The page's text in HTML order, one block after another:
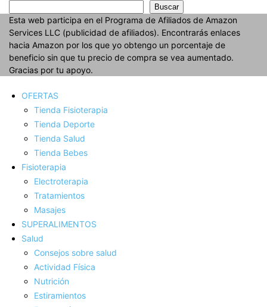
Buscar
Esta web participa en el Programa de Afiliados de Amazon
Services LLC (publicidad de afiliados). Encontrarás enlaces
hacia Amazon por los que yo obtengo un porcentaje de
beneficio sin que tu precio de compra se vea aumentado.
Gracias por tu apoyo.
OFERTAS
Tienda Fisioterapia
Tienda Deporte
Tienda Salud
Tienda Bebes
Fisioterapia
Electroterapia
Tratamientos
Masajes
SUPERALIMENTOS
Salud
Consejos sobre salud
Actividad Fí­sica
Nutrición
Estiramientos